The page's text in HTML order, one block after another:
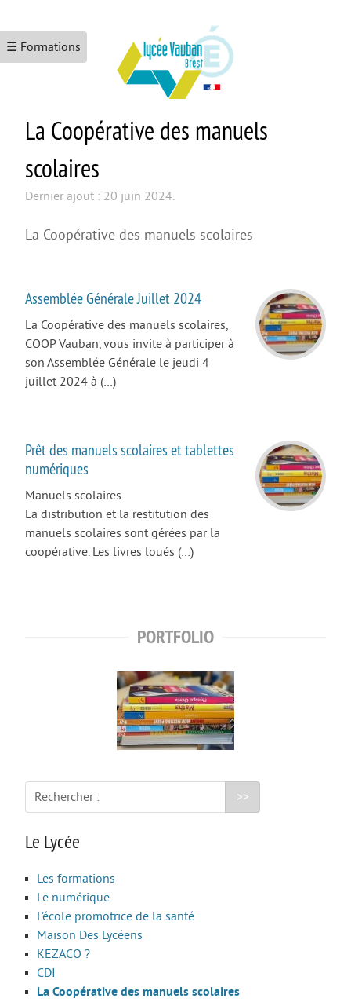
☰ Formations
ACCUEIL
LE LYCÉE
Les formations
L’école promotrice de la santé
KEZACO ?
CDI
La Coopérative des manuels scolaires
Erasmus +
Dossiers d’inscription
MDLS
FORMATIONS PRO
3ème PM
Bac Pro CIEL
BREVET D’INITIATION A LA MER
CAP SM
ULIS
FORMATIONS GÉNÉRALES
Bac Général
STL
STD2A
STI2D
UNSS et EPS
La Coopérative des manuels
scolaires
Dernier ajout : 20 juin 2024.
La Coopérative des manuels scolaires
Assemblée Générale Juillet 2024
La Coopérative des manuels scolaires,
COOP Vauban, vous invite à participer à
son Assemblée Générale le jeudi 4
juillet 2024 à (…)
Prêt des manuels scolaires et tablettes
numériques
Manuels scolaires
La distribution et la restitution des
manuels scolaires sont gérées par la
coopérative. Les livres loués (…)
PORTFOLIO
Rechercher :
Le Lycée
Les formations
Le numérique
L’école promotrice de la santé
Maison Des Lycéens
KEZACO ?
CDI
La Coopérative des manuels scolaires